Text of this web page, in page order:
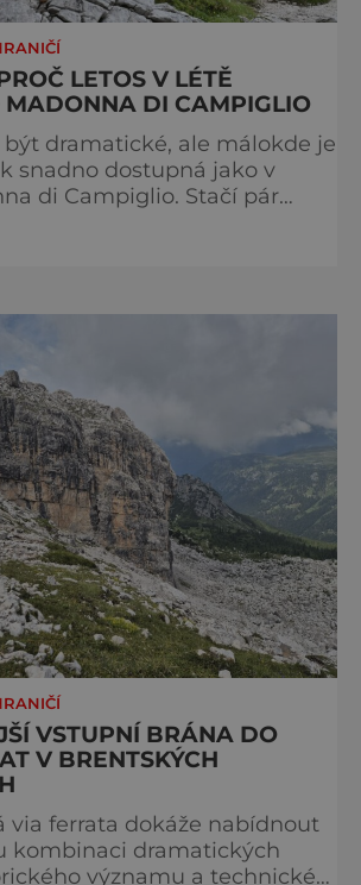
LETOS V LÉTĚ
DI CAMPIGLIO
dramatické, ale málokde je
snadno dostupná jako v
di Campiglio. Stačí pár
jezery a nekonečnými
sem. Madonna di
každé ráno, kdy první
vrcholcích Brenty
VSTUPNÍ BRÁNA DO
V BRENTSKÝCH
via ferrata dokáže nabídnout
kombinaci dramatických
významu a technické